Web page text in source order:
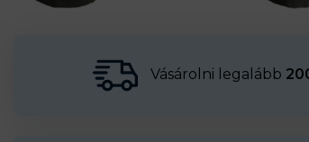
Vásárolni legalább